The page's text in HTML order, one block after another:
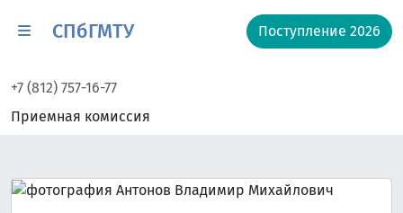
СПбГМТУ Поступление 2026
+7 (812) 757-16-77
Приемная комиссия